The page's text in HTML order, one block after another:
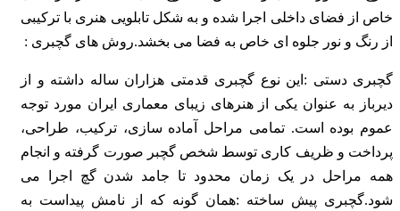
خاص از فضای داخلی اجرا شده و به شکل تابلویی هنری با ترکیبی
از رنگ و نور جلوه ای خاص به فضا می بخشد.روش های گچبری :
گچبری دستی :این نوع گچبری قدمتی هزاران ساله داشته و از
دیرباز به عنوان یکی از هنرهای زیبای معماری ایران مورد توجه
عموم بوده است. تمامی مراحل آماده سازی، ترکیب، طراحی،
پرداخت و ظریف کاری توسط شخص گچبر صورت گرفته و انجام
همه مراحل در یک زمان محدود تا جامد شدن گچ اجرا می
شود.گچبری پیش ساخته :همان گونه که از نامش پیداست به